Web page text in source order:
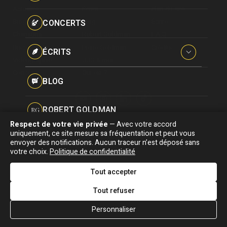
Pseudonymes
CONCERTS
ÉCRITS
Interviews
Hommages
BLOG
RG ROBERT GOLDMAN
PG PIERRE GOLDMAN
J&MJJG & MOI
Biographie
Discographie
Vidéographie
Concerts
Blog
Association "Parler d'sa vie" © Depuis 1997 - Tous droits réservés |
Signaler une erreur |Confidentialité|Gestion des cookies|Dernière
mise à jour : 05/08/2026
DESIGNED &
DEVELOPED BY
Respect de votre vie privée — Avec votre accord
uniquement, ce site mesure sa fréquentation et peut vous
envoyer des notifications. Aucun traceur n’est déposé sans
votre choix.Politique de confidentialité
Tout accepter
Tout refuser
Personnaliser